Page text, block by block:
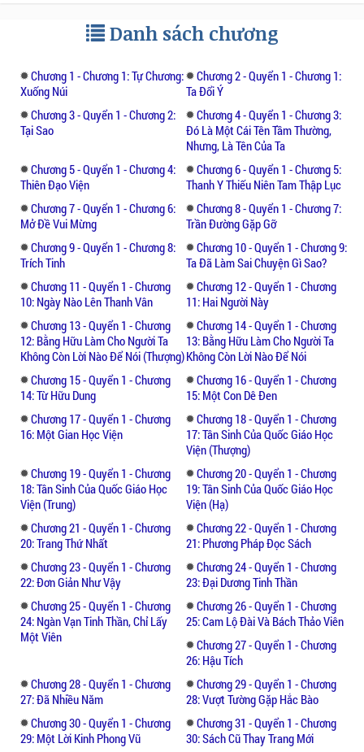
tụ quanh năm không thấy tiêu tan.
Nơi đây chính là Vân Mộ —— chính là phần
mộ của mây mù trên khắp thế gian.
Danh sách chương
Chương 1 - Chương 1: Tự Chương:
Xuống Núi
Chương 2 - Quyển 1 - Chương 1:
Ta Đổi Ý
Chương 3 - Quyển 1 - Chương 2:
Tại Sao
Chương 4 - Quyển 1 - Chương 3:
Đó Là Một Cái Tên Tầm Thường,
Nhưng, Là Tên Của Ta
Chương 5 - Quyển 1 - Chương 4:
Thiên Đạo Viện
Chương 6 - Quyển 1 - Chương 5:
Thanh Y Thiếu Niên Tam Thập Lục
Chương 7 - Quyển 1 - Chương 6:
Mở Đề Vui Mừng
Chương 8 - Quyển 1 - Chương 7:
Trần Đường Gặp Gỡ
Chương 9 - Quyển 1 - Chương 8:
Trích Tinh
Chương 10 - Quyển 1 - Chương 9:
Ta Đã Làm Sai Chuyện Gì Sao?
Chương 11 - Quyển 1 - Chương
10: Ngày Nào Lên Thanh Vân
Chương 12 - Quyển 1 - Chương
11: Hai Người Này
Chương 13 - Quyển 1 - Chương
12: Bằng Hữu Làm Cho Người Ta
Không Còn Lời Nào Để Nói (Thượng)
Chương 14 - Quyển 1 - Chương
13: Bằng Hữu Làm Cho Người Ta
Không Còn Lời Nào Để Nói
Chương 15 - Quyển 1 - Chương
14: Từ Hữu Dung
Chương 16 - Quyển 1 - Chương
15: Một Con Dê Đen
Chương 17 - Quyển 1 - Chương
16: Một Gian Học Viện
Chương 18 - Quyển 1 - Chương
17: Tân Sinh Của Quốc Giáo Học
Viện (Thượng)
Chương 19 - Quyển 1 - Chương
18: Tân Sinh Của Quốc Giáo Học
Viện (Trung)
Chương 20 - Quyển 1 - Chương
19: Tân Sinh Của Quốc Giáo Học
Viện (Hạ)
Chương 21 - Quyển 1 - Chương
20: Trang Thứ Nhất
Chương 22 - Quyển 1 - Chương
21: Phương Pháp Đọc Sách
Chương 23 - Quyển 1 - Chương
22: Đơn Giản Như Vậy
Chương 24 - Quyển 1 - Chương
23: Đại Dương Tinh Thần
Chương 25 - Quyển 1 - Chương
24: Ngàn Vạn Tinh Thần, Chỉ Lấy
Một Viên
Chương 26 - Quyển 1 - Chương
25: Cam Lộ Đài Và Bách Thảo Viên
Chương 27 - Quyển 1 - Chương
26: Hậu Tích
Chương 28 - Quyển 1 - Chương
27: Đã Nhiều Năm
Chương 29 - Quyển 1 - Chương
28: Vượt Tường Gặp Hắc Bào
Chương 30 - Quyển 1 - Chương
29: Một Lời Kinh Phong Vũ
Chương 31 - Quyển 1 - Chương
30: Sách Cũ Thay Trang Mới